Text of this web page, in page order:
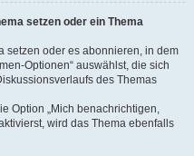
setzen oder ein Thema
setzen oder es abonnieren, in dem
Optionen“ auswählst, die sich
des Themas
Option „Mich benachrichtigen,
wird das Thema ebenfalls